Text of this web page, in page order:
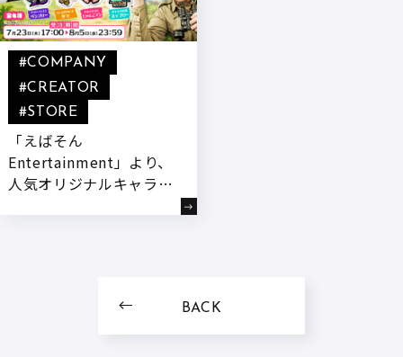
「えばそん
Entertainment」より、
人気オリジナルキャラク
#COMPANY
#CREATOR
#STORE
BACK